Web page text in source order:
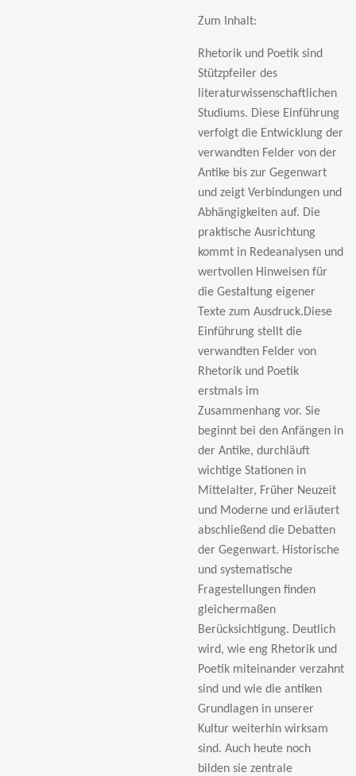
Zum Inhalt:
Rhetorik und Poetik sind
Stützpfeiler des
literaturwissenschaftlichen
Studiums. Diese Einführung
verfolgt die Entwicklung der
verwandten Felder von der
Antike bis zur Gegenwart
und zeigt Verbindungen und
Abhängigkeiten auf. Die
praktische Ausrichtung
kommt in Redeanalysen und
wertvollen Hinweisen für
die Gestaltung eigener
Texte zum Ausdruck.Diese
Einführung stellt die
verwandten Felder von
Rhetorik und Poetik
erstmals im
Zusammenhang vor. Sie
beginnt bei den Anfängen in
der Antike, durchläuft
wichtige Stationen in
Mittelalter, Früher Neuzeit
und Moderne und erläutert
abschließend die Debatten
der Gegenwart. Historische
und systematische
Fragestellungen finden
gleichermaßen
Berücksichtigung. Deutlich
wird, wie eng Rhetorik und
Poetik miteinander verzahnt
sind und wie die antiken
Grundlagen in unserer
Kultur weiterhin wirksam
sind. Auch heute noch
bilden sie zentrale